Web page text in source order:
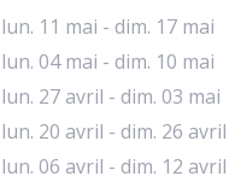
lun. 11 mai - dim. 17 mai
lun. 04 mai - dim. 10 mai
lun. 27 avril - dim. 03 mai
lun. 20 avril - dim. 26 avril
lun. 06 avril - dim. 12 avril